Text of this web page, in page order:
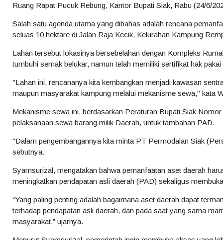
Ruang Rapat Pucuk Rebung, Kantor Bupati Siak, Rabu (24/6/
Salah satu agenda utama yang dibahas adalah rencana
seluas 10 hektare di Jalan Raja Kecik, Kelurahan Kampung
Lahan tersebut lokasinya bersebelahan dengan Kompleks
tumbuhi semak belukar, namun telah memiliki sertifikat hak
"Lahan ini, rencananya kita kembangkan menjadi kawasan
maupun masyarakat kampung melalui mekanisme sewa," kata
Mekanisme sewa ini, berdasarkan Peraturan Bupati Siak
pelaksanaan sewa barang milik Daerah, untuk tambahan PAD.
"Dalam pengembangannya kita minta PT Permodalan Siak
sebutnya.
Syamsurizal, mengatakan bahwa pemanfaatan aset daerah
meningkatkan pendapatan asli daerah (PAD) sekaligus
“Yang paling penting adalah bagaimana aset daerah dapat
terhadap pendapatan asli daerah, dan pada saat yang sama
masyarakat,” ujarnya.